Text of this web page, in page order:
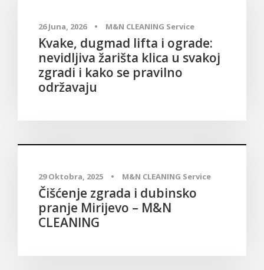
26 Juna, 2026 • M&N CLEANING Service
Kvake, dugmad lifta i ograde:
nevidljiva žarišta klica u svakoj
zgradi i kako se pravilno
održavaju
29 Oktobra, 2025 • M&N CLEANING Service
Čišćenje zgrada i dubinsko
pranje Mirijevo – M&N
CLEANING